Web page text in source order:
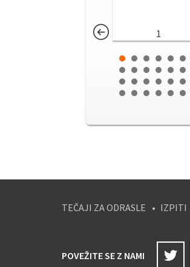
1
TEČAJI ZA ODRASLE IZPITI
POVEŽITE SE Z NAMI